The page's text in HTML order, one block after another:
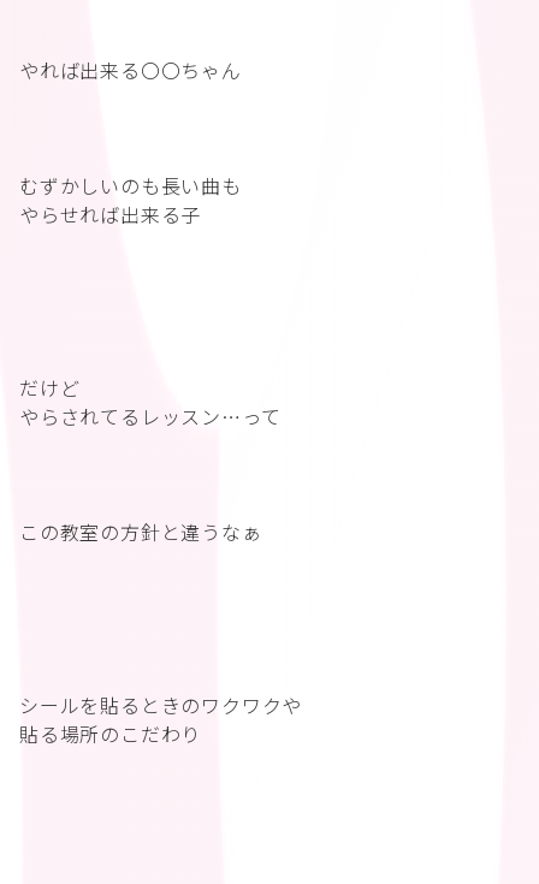
やれば出来る〇〇ちゃん
むずかしいのも長い曲も
やらせれば出来る子
だけど
やらされてるレッスン…って
この教室の方針と違うなぁ
シールを貼るときのワクワクや
貼る場所のこだわり